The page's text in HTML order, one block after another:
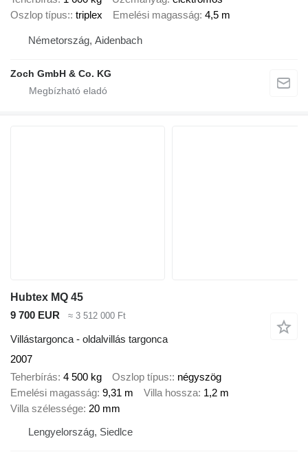
Oszlop típus: triplex Emelési magasság 4,5 m
Németország, Aidenbach
Zoch GmbH & Co. KG
Hubtex MQ 45
9 700 EUR
≈ 3 512 000 Ft
Villástargonca - oldalvillás targonca
2007
Teherbírás 4 500 kg Oszlop típus: négyszög
Emelési magasság 9,31 m Villa hossza 1,2 m
Villa szélessége 20 mm
Lengyelország, Siedlce